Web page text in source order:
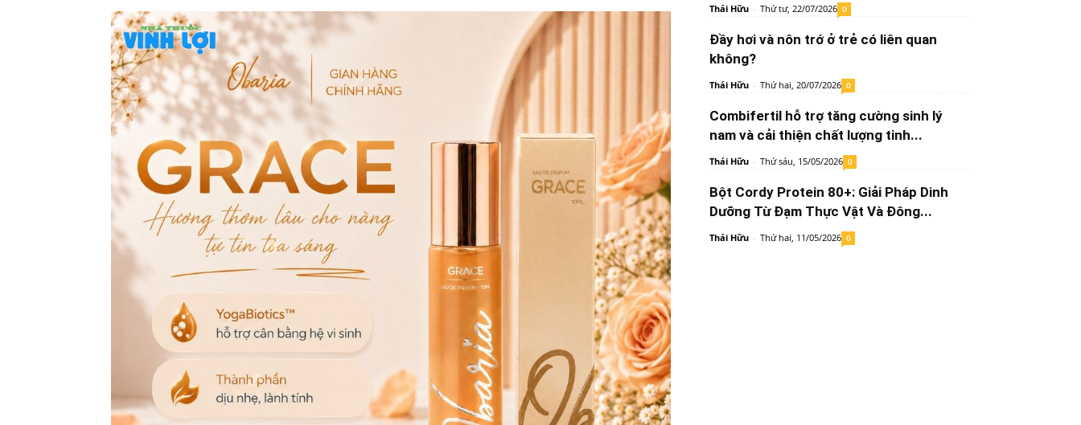
Thái Hữu - Thứ tư, 22/07/2026 0
Đầy hơi và nôn trớ ở trẻ có liên quan
không?
Thái Hữu - Thứ hai, 20/07/2026 0
Combifertil hỗ trợ tăng cường sinh lý
nam và cải thiện chất lượng tinh...
Thái Hữu - Thứ sáu, 15/05/2026 0
Bột Cordy Protein 80+: Giải Pháp Dinh
Dưỡng Từ Đạm Thực Vật Và Đông...
Thái Hữu - Thứ hai, 11/05/2026 0